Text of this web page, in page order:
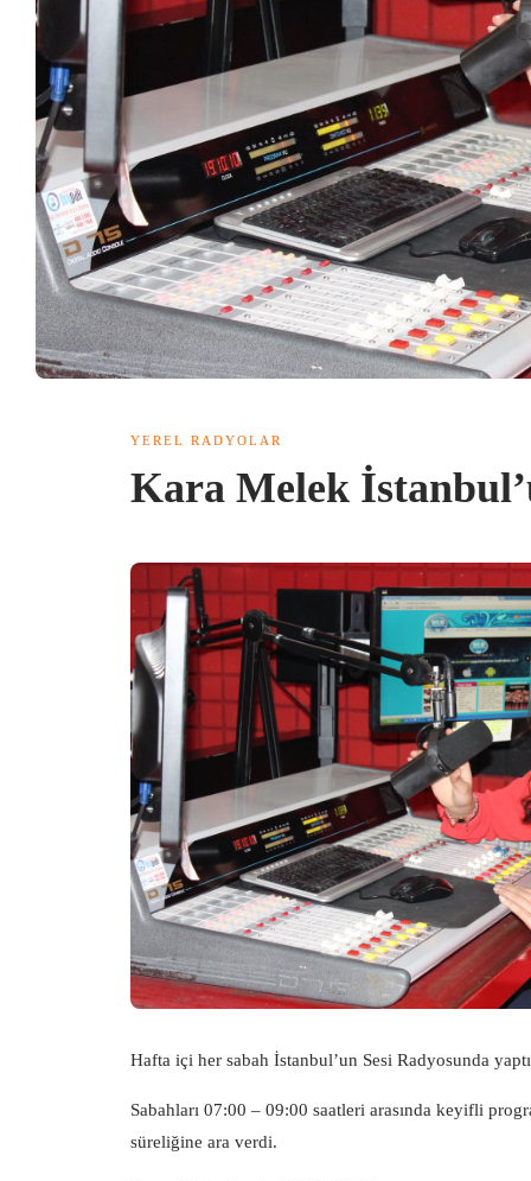
YEREL RADYOLAR
Kara Melek
Hafta içi her sabah İstanbul’un Sesi Radyosunda
Sabahları 07:00 – 09:00 saatleri arasında keyifli
süreliğine ara verdi.